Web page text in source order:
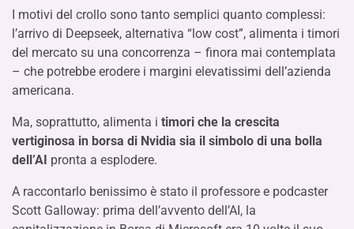
I motivi del crollo sono tanto semplici quanto complessi:
l’arrivo di Deepseek, alternativa “low cost”, alimenta i timori
del mercato su una concorrenza – finora mai contemplata
– che potrebbe erodere i margini elevatissimi dell’azienda
americana.
Ma, soprattutto, alimenta i timori che la crescita
vertiginosa in borsa di Nvidia sia il simbolo di una bolla
dell’AI pronta a esplodere.
A raccontarlo benissimo è stato il professore e podcaster
Scott Galloway: prima dell’avvento dell’AI, la